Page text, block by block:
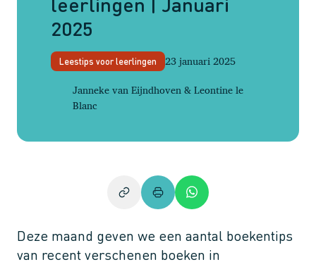
2025
Leestips voor leerlingen
23 januari 2025
Janneke van Eijndhoven & Leontine le
Blanc
Deze maand geven we een aantal boekentips
van recent verschenen boeken in